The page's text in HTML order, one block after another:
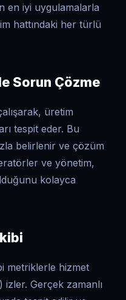
en iyi uygulamalarla
hattındaki her türlü
Sorun Çözme
üretim
tespit eder. Bu
belirlenir ve çözüm
ve yönetim,
kolayca
metriklerle hizmet
izler. Gerçek zamanlı